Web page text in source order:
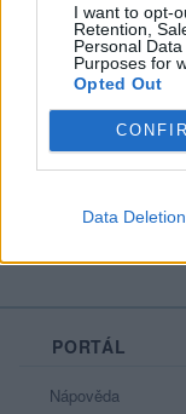
I want to opt-
Retention,
Personal
Purposes for
Opted Out
Data Deletion
PORTÁL
Nápověda